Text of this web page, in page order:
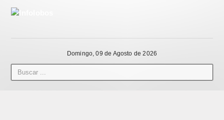
Domingo, 09 de Agosto de 2026